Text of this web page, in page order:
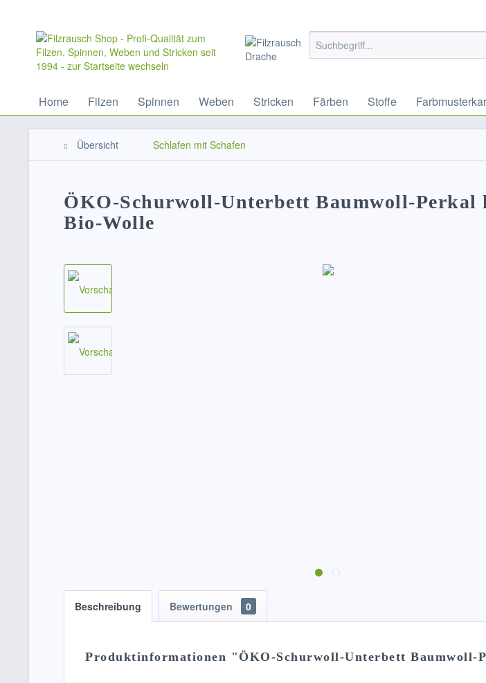
Home Filzen Spinnen Weben Stricken Färben Stoffe
Übersicht Schlafen mit Schafen
ÖKO-Schurwoll-Unterbett Baumwoll-
Bio-Wolle
Beschreibung Bewertungen 0
Produktinformationen "ÖKO-Schurwoll-Unterbett